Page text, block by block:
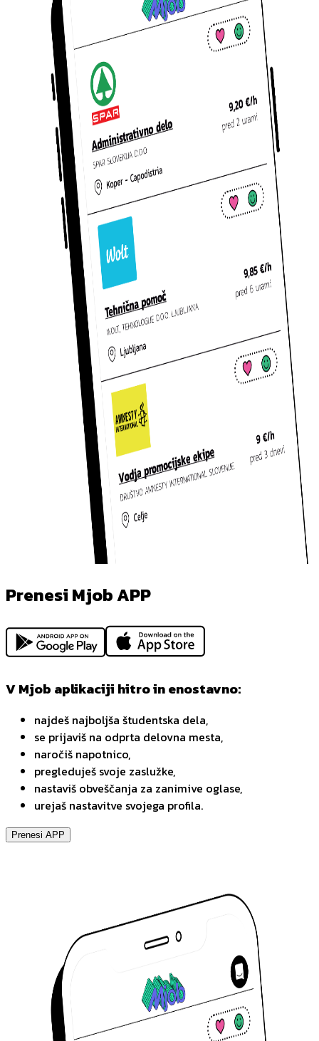
Prenesi Mjob APP
V Mjob aplikaciji hitro in enostavno:
najdeš najboljša študentska dela,
se prijaviš na odprta delovna mesta,
naročiš napotnico,
pregleduješ svoje zaslužke,
nastaviš obveščanja za zanimive oglase,
urejaš nastavitve svojega profila.
Prenesi APP